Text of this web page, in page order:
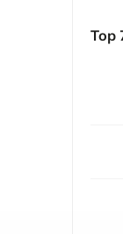
Top